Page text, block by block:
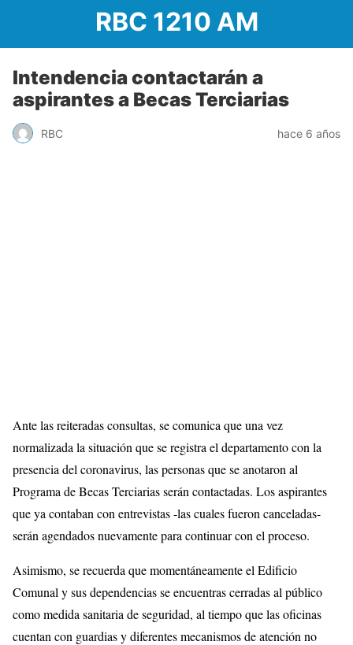
RBC 1210 AM
Intendencia contactarán a
aspirantes a Becas Terciarias
RBC hace 6 años
Ante las reiteradas consultas, se comunica que una vez
normalizada la situación que se registra el departamento con la
presencia del coronavirus, las personas que se anotaron al
Programa de Becas Terciarias serán contactadas. Los aspirantes
que ya contaban con entrevistas -las cuales fueron canceladas-
serán agendados nuevamente para continuar con el proceso.
Asimismo, se recuerda que momentáneamente el Edificio
Comunal y sus dependencias se encuentras cerradas al público
como medida sanitaria de seguridad, al tiempo que las oficinas
cuentan con guardias y diferentes mecanismos de atención no